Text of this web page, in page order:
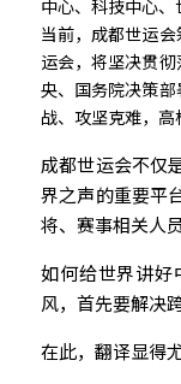
中心、科技中心、
当前，成都世运
运会，将坚决贯
央、国务院决策
战、攻坚克难，高
成都世运会不仅
界之声的重要平
将、赛事相关人
如何给世界讲好
风，首先要解决
在此，翻译显得